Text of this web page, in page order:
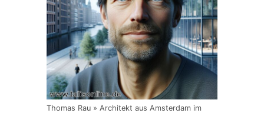
Thomas Rau » Architekt aus Amsterdam im